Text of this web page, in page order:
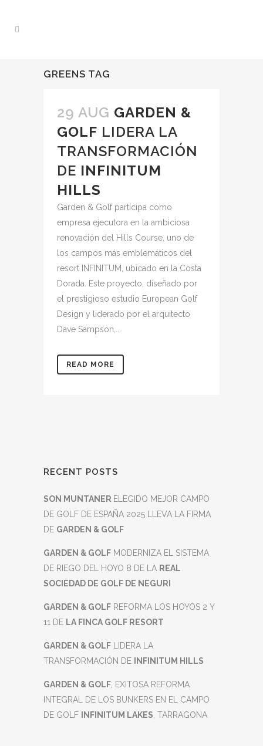
GREENS TAG
29 AUG GARDEN &
GOLF LIDERA LA
TRANSFORMACIÓN
DE INFINITUM
HILLS
Garden & Golf participa como
empresa ejecutora en la ambiciosa
renovación del Hills Course, uno de
los campos más emblemáticos del
resort INFINITUM, ubicado en la Costa
Dorada. Este proyecto, diseñado por
el prestigioso estudio European Golf
Design y liderado por el arquitecto
Dave Sampson,...
READ MORE
RECENT POSTS
SON MUNTANER ELEGIDO MEJOR CAMPO
DE GOLF DE ESPAÑA 2025 LLEVA LA FIRMA
DE GARDEN & GOLF
GARDEN & GOLF MODERNIZA EL SISTEMA
DE RIEGO DEL HOYO 8 DE LA REAL
SOCIEDAD DE GOLF DE NEGURI
GARDEN & GOLF REFORMA LOS HOYOS 2 Y
11 DE LA FINCA GOLF RESORT
GARDEN & GOLF LIDERA LA
TRANSFORMACIÓN DE
INFINITUM HILLS
GARDEN & GOLF; EXITOSA REFORMA
INTEGRAL DE LOS BUNKERS EN EL CAMPO
DE GOLF
INFINITUM LAKES , TARRAGONA